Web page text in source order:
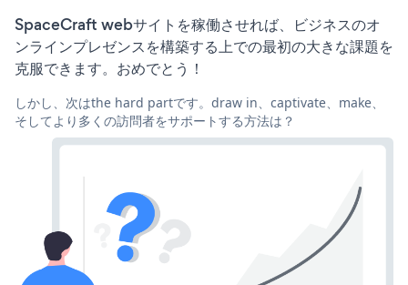
SpaceCraft webサイトを稼働させれば、ビジネスのオ
ンラインプレゼンスを構築する上での最初の大きな課題を
克服できます。おめでとう！
しかし、次はthe hard partです。draw in、captivate、make、
そしてより多くの訪問者をサポートする方法は？